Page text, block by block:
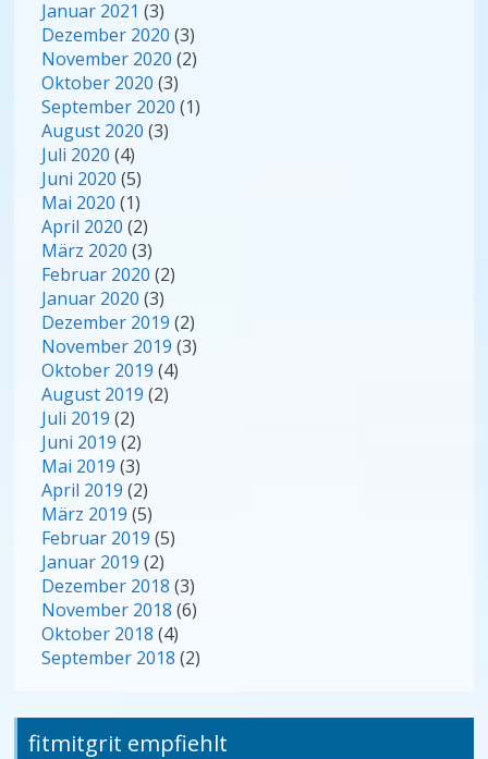
Januar 2021 (3)
Dezember 2020 (3)
November 2020 (2)
Oktober 2020 (3)
September 2020 (1)
August 2020 (3)
Juli 2020 (4)
Juni 2020 (5)
Mai 2020 (1)
April 2020 (2)
März 2020 (3)
Februar 2020 (2)
Januar 2020 (3)
Dezember 2019 (2)
November 2019 (3)
Oktober 2019 (4)
August 2019 (2)
Juli 2019 (2)
Juni 2019 (2)
Mai 2019 (3)
April 2019 (2)
März 2019 (5)
Februar 2019 (5)
Januar 2019 (2)
Dezember 2018 (3)
November 2018 (6)
Oktober 2018 (4)
September 2018 (2)
fitmitgrit empfiehlt